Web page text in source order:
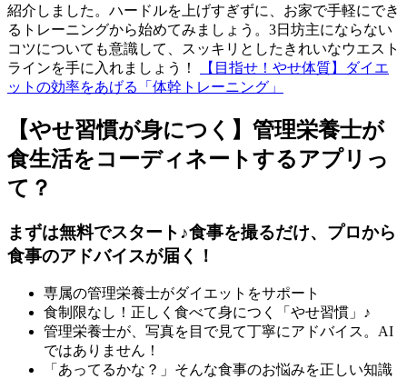
紹介しました。ハードルを上げすぎずに、お家で手軽にでき
るトレーニングから始めてみましょう。3日坊主にならない
コツについても意識して、スッキリとしたきれいなウエスト
ラインを手に入れましょう！
【目指せ！やせ体質】ダイエ
ットの効率をあげる「体幹トレーニング」
【やせ習慣が身につく】管理栄養士が
食生活をコーディネートするアプリっ
て？
まずは無料でスタート♪食事を撮るだけ、プロから
食事のアドバイスが届く！
専属の管理栄養士がダイエットをサポート
食制限なし！正しく食べて身につく「やせ習慣」♪
管理栄養士が、写真を目で見て丁寧にアドバイス。AI
ではありません！
「あってるかな？」そんな食事のお悩みを正しい知識